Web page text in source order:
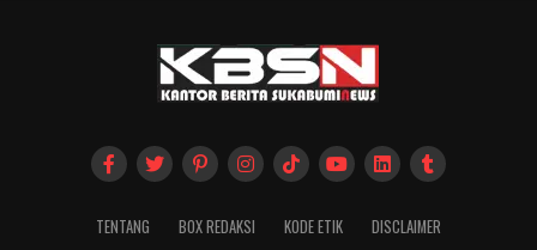
TENTANG BOX REDAKSI KODE ETIK
DISCLAIMER